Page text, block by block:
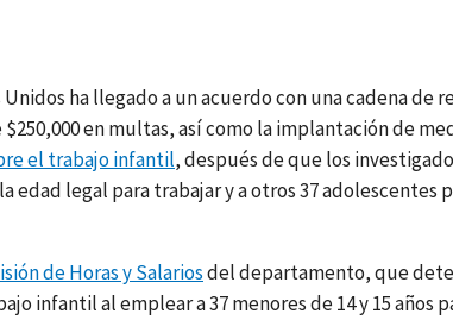
ha llegado a un acuerdo con una cadena de
en multas, así como la implantación de
el trabajo infantil, después de que los
legal para trabajar y a otros 37 adolescentes
de Horas y Salariosdel departamento, que
infantil al emplear a 37 menores de 14 y 15 años